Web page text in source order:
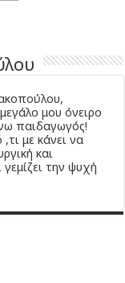
μου όνειρο
παιδαγωγός!
με κάνει να
και
την ψυχή